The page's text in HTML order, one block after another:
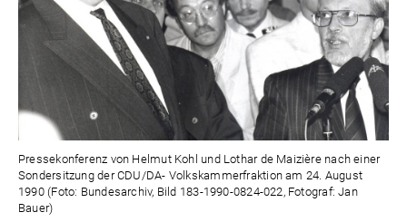
Pressekonferenz von Helmut Kohl und Lothar de Maizière nach einer
Sondersitzung der CDU/DA- Volkskammerfraktion am 24. August
1990 (Foto: Bundesarchiv, Bild 183-1990-0824-022, Fotograf: Jan
Bauer)